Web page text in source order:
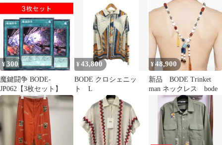
肩掛けベルト付
¥300
魔鍵闘争 BODE-
JP062【3枚セット】
¥43,800
BODE クロシェニッ
ト L
¥48,900
新品 BODE Trinket
man ネックレス bode